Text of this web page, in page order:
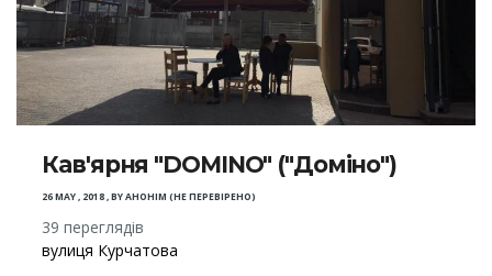
Кав'ярня "DOMINO" ("Доміно")
26 MAY , 2018,BYАНОНІМ (НЕ ПЕРЕВІРЕНО)
39 переглядів
вулиця Курчатова